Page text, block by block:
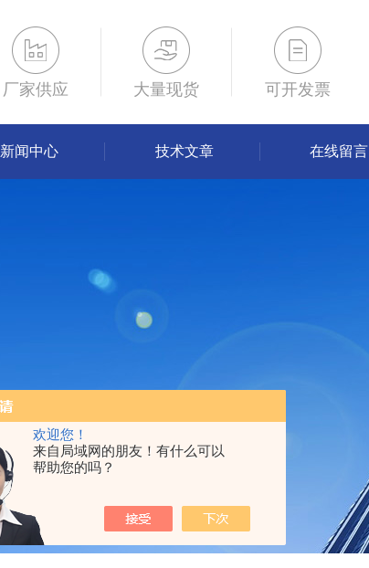
欢迎您！
来自局域网的朋友！有什么可以
帮助您的吗？
厂家供应 大量现货 可开发票
新闻中心 技术文章 在线留言